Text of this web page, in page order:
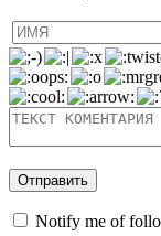
Notify me of